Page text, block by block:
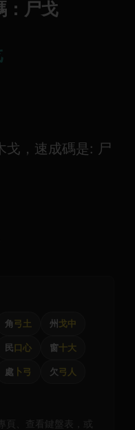
：尸戈
戈，速成碼是: 尸
角弓土 州 戈中
民口心 窗十大
處 卜弓 欠弓人
頁、查看鍵盤表，或